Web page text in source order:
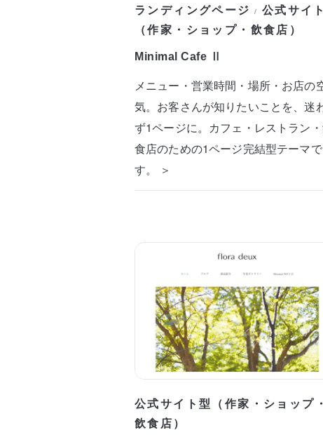
ランディングページ / 公式サイ
（作家・ショップ・飲食店）
Minimal Cafe Ⅱ
メニュー・営業時間・場所・お店の
気。お客さんが知りたいことを、迷
ず1ページに。カフェ・レストラン
食店のための1ページ完結型テーマで
す。 ＞
公式サイト型（作家・ショップ・
飲食店）